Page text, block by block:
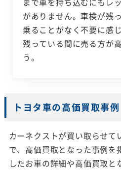
がありません。車検が残
乗ることがなく不要に感
残っている間に売る方が
う。
トヨタ車の高価買取事例
カーネクストが買い取らせて
で、高価買取となった事例を
したお車の詳細や高価買取と